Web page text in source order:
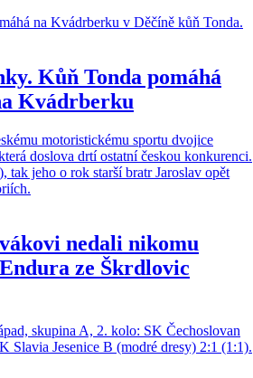
Kůň Tonda pomáhá
Kvádrberku
nedali nikomu
ze Škrdlovic